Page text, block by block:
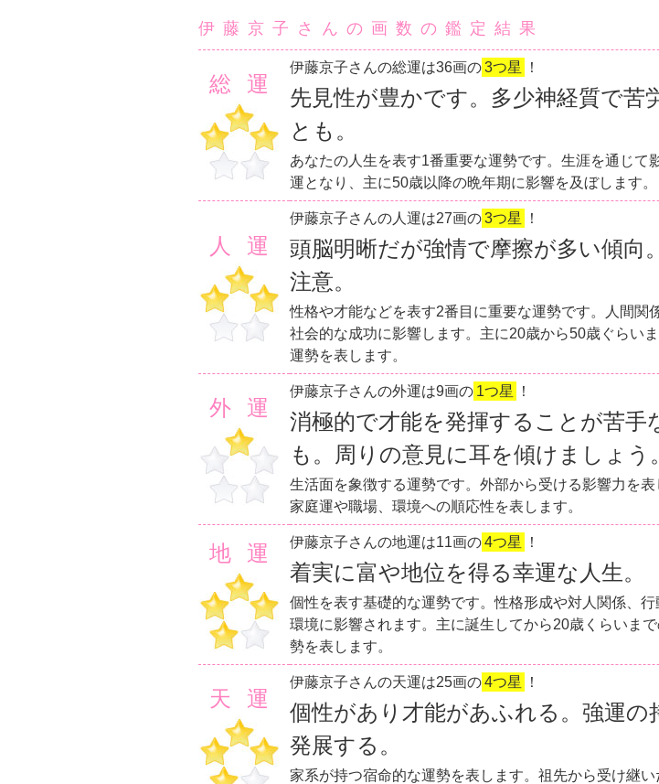
伊藤京子さんの画数の鑑定結果
総運
伊藤京子さんの総運は36画の3つ星 ！
先見性が豊かです。多少神経質で苦
とも。
あなたの人生を表す1番重要な運勢です。生涯を通じて
運となり、主に50歳以降の晩年期に影響を及ぼします。
人運
伊藤京子さんの人運は27画の3つ星 ！
頭脳明晰だが強情で摩擦が多い傾向
注意。
性格や才能などを表す2番目に重要な運勢です。人間関
社会的な成功に影響します。主に20歳から50歳ぐらい
運勢を表します。
外運
伊藤京子さんの外運は9画の 1つ星 ！
消極的で才能を発揮することが苦手
も。周りの意見に耳を傾けましょう。
生活面を象徴する運勢です。外部から受ける影響力を表
家庭運や職場、環境への順応性を表します。
地運 伊藤京子さんの地運は11画の4つ星 ！
着実に富や地位を得る幸運な人生。
個性を表す基礎的な運勢です。性格形成や対人関係、行
環境に影響されます。主に誕生してから20歳くらいま
勢を表します。
天運
伊藤京子さんの天運は25画の4つ星 ！
個性があり才能があふれる。強運の
発展する。
家系が持つ宿命的な運勢を表します。祖先から受け継